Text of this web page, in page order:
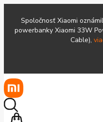
Spoločnosť Xiaomi
powerbanky Xiaomi 33W
Cable),